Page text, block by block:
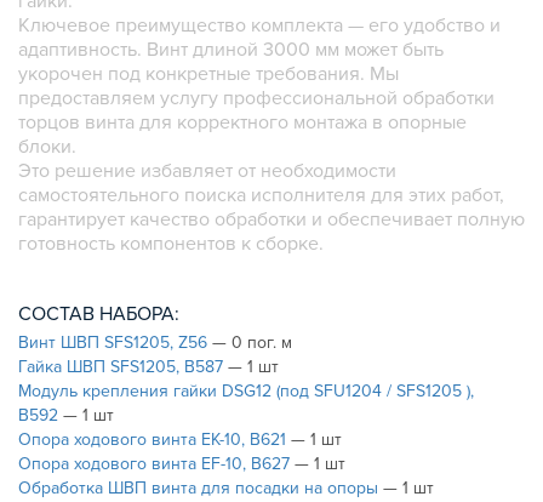
ШАРНИРНЫЕ И ПОДВИЖНЫЕ СОЕДИНИТЕЛИ
ЗАГЛУШКИ
НАБОРЫ
ПЕТЛИ, РУЧКИ, ЗАМКИ, ЗАЩЕЛКИ
ЭЛЕМЕНТЫ ДЛЯ КРЕПЛЕНИЯ КАБЕЛЕЙ,
ПАНЕЛЕЙ, ЛИСТА, СЕТКИ
ОПОРЫ, ПОДВЕСЫ
КОМПОНЕНТЫ ДЛЯ КОНВЕЙЕРОВ
ОСНАСТКА
МЕТРИЧЕСКИЙ КРЕПЕЖ
ПЛАСТИКОВЫЕ КОРОБКИ
Ключевое преимущество комплекта — его удобство и
адаптивность. Винт длиной 3000 мм может быть
укорочен под конкретные требования. Мы
предоставляем услугу профессиональной обработки
торцов винта для корректного монтажа в опорные
блоки.
Это решение избавляет от необходимости
самостоятельного поиска исполнителя для этих работ,
гарантирует качество обработки и обеспечивает полную
готовность компонентов к сборке.
СОСТАВ НАБОРА:
Винт ШВП SFS1205, Z56 — 0 пог. м
Гайка ШВП SFS1205, B587 — 1 шт
Модуль крепления гайки DSG12 (под SFU1204 / SFS1205 ),
B592 — 1 шт
Опора ходового винта EK-10, B621 — 1 шт
Опора ходового винта EF-10, B627 — 1 шт
Обработка ШВП винта для посадки на опоры — 1 шт